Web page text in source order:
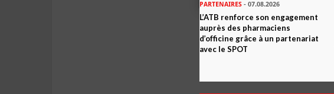
PARTENAIRES - 07.08.2026
L’ATB renforce son engagement
auprès des pharmaciens
d’officine grâce à un partenariat
avec le SPOT